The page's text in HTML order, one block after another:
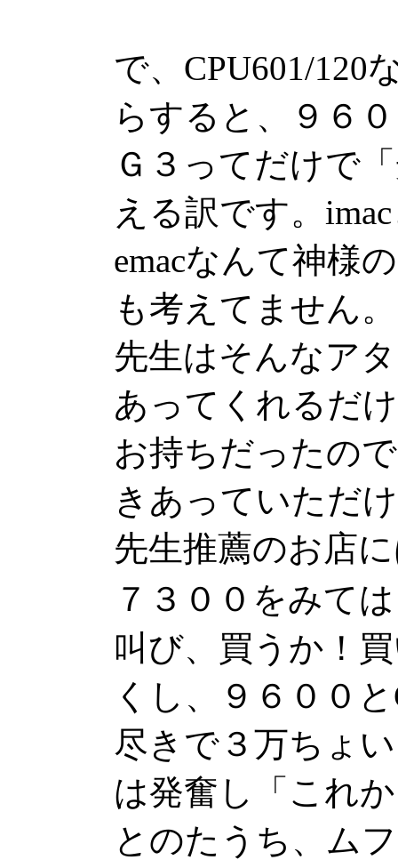
で、CPU601/120
らすると、９６
Ｇ３ってだけで
える訳です。
emacなんて神様
も考えてません。
先生はそんなア
あってくれるだ
お持ちだったの
きあっていただ
先生推薦のお店
７３００をみては
叫び、買うか！
くし、９６００
尽きで３万ちょ
は発奮し「これ
とのたうち、ム